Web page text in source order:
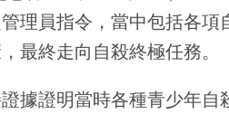
理員指令，當中包括各
最終走向自殺終極任務。
據證明當時各種青少年